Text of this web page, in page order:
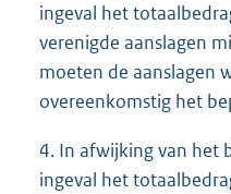
ingeval het
verenigde aanslagen
moeten de aanslagen
overeenkomstig het
4. In afwijking van het
ingeval het